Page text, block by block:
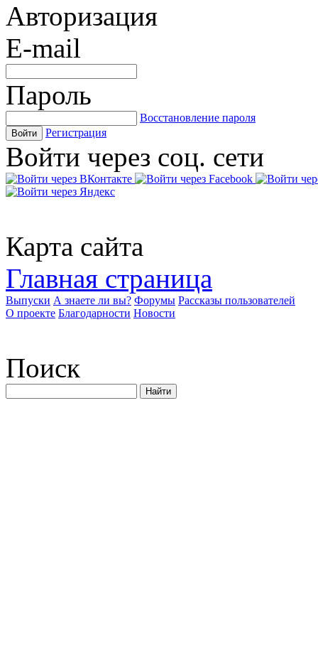
Авторизация
E-mail
Пароль
Восстановление пароля
Войти Регистрация
Войти через соц. сети
Карта сайта
Главная страница
Выпуски А знаете ли вы? Форумы Рассказы пользователей
О проекте Благодарности Новости
Поиск
Найти